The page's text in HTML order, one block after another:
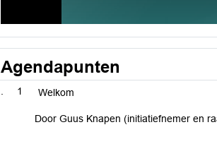
Agendapunten
1 Welkom
Door Guus Knapen (initiatiefnemer en